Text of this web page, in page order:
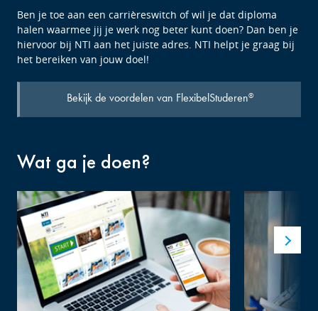
Ben je toe aan een carrièreswitch of wil je dat diploma
halen waarmee jij je werk nog beter kunt doen? Dan ben je
hiervoor bij NTI aan het juiste adres. NTI helpt je graag bij
het bereiken van jouw doel!
Bekijk de voordelen van FlexibelStuderen®
Wat ga je doen?